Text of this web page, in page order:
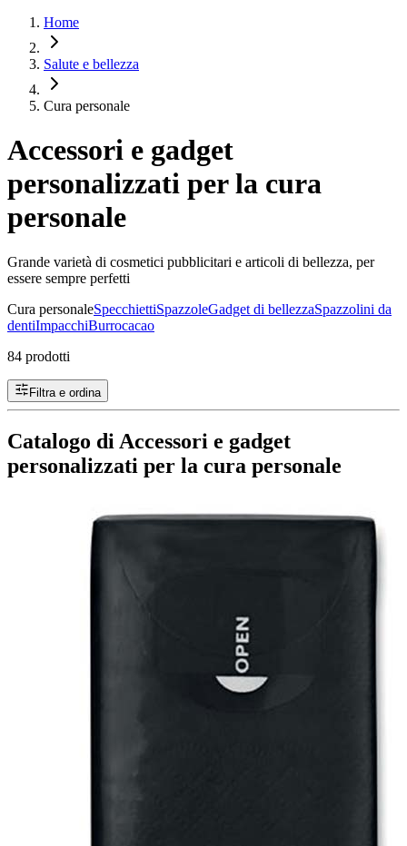
Home
Salute e bellezza
Cura personale
Accessori e gadget
personalizzati per la cura
personale
Grande varietà di cosmetici pubblicitari e articoli di bellezza, per
essere sempre perfetti
Cura personaleSpecchiettiSpazzoleGadget di bellezzaSpazzolini da
dentiImpacchiBurrocacao
84 prodotti
Filtra e ordina
Catalogo di Accessori e gadget
personalizzati per la cura personale